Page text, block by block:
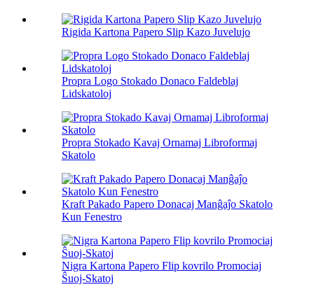
Rigida Kartona Papero Slip Kazo Juvelujo
Propra Logo Stokado Donaco Faldeblaj
Lidskatoloj
Propra Stokado Kavaj Ornamaj Libroformaj
Skatolo
Kraft Pakado Papero Donacaj Manĝaĵo Skatolo
Kun Fenestro
Nigra Kartona Papero Flip kovrilo Promociaj
Ŝuoj-Skatoj